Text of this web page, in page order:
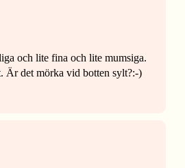
och lite fina och lite mumsiga.
Är det mörka vid botten sylt?:-)